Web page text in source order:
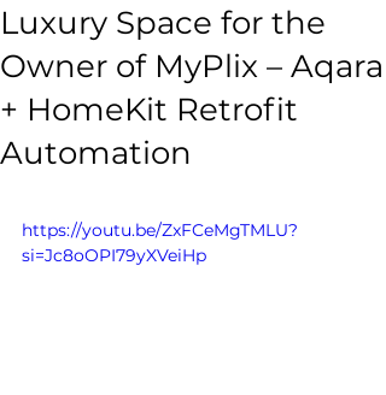
Luxury Space for the
Owner of MyPlix – Aqara
+ HomeKit Retrofit
Automation
https://youtu.be/ZxFCeMgTMLU?
si=Jc8oOPI79yXVeiHp